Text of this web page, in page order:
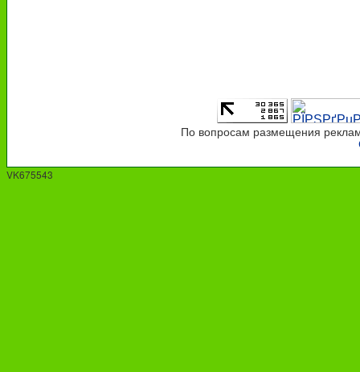
По вопросам размещения
VK675543